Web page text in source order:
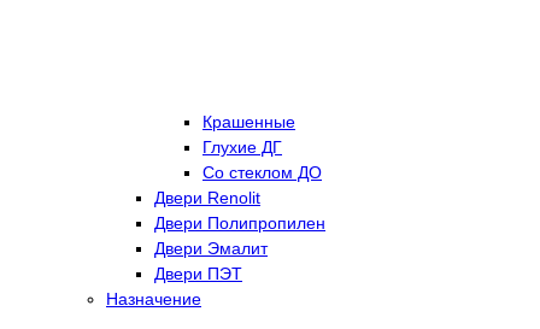
Крашенные
Глухие ДГ
Со стеклом ДО
Двери Renolit
Двери Полипропилен
Двери Эмалит
Двери ПЭТ
Назначение